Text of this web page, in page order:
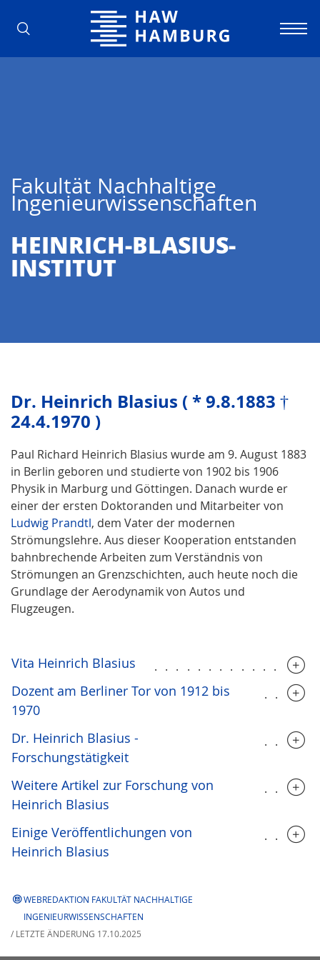
Hochschule für Angewandte
Fakultät Nachhaltige
Ingenieurwissenschaften
HEINRICH-BLASIUS-
INSTITUT
Dr. Heinrich Blasius ( * 9.8.1883 †
24.4.1970 )
Paul Richard Heinrich Blasius wurde am 9. August 1883
in Berlin geboren und studierte von 1902 bis 1906
Physik in Marburg und Göttingen. Danach wurde er
einer der ersten Doktoranden und Mitarbeiter von
Ludwig Prandtl, dem Vater der modernen
Strömungslehre. Aus dieser Kooperation entstanden
bahnbrechende Arbeiten zum Verständnis von
Strömungen an Grenzschichten, auch heute noch die
Grundlage der Aerodynamik von Autos und
Flugzeugen.
Vita Heinrich Blasius
Dozent am Berliner Tor von 1912 bis
1970
Dr. Heinrich Blasius -
Forschungstätigkeit
Weitere Artikel zur Forschung von
Heinrich Blasius
Einige Veröffentlichungen von
Heinrich Blasius
WEBREDAKTION FAKULTÄT NACHHALTIGE
INGENIEURWISSENSCHAFTEN
/ LETZTE ÄNDERUNG 17.10.2025